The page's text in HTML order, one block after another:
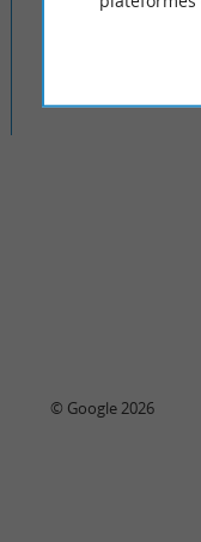
© Google 2026